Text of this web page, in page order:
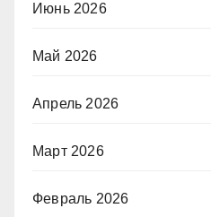
Июнь 2026
Май 2026
Апрель 2026
Март 2026
Февраль 2026